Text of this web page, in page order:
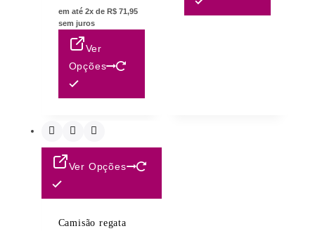
em até 2x de R$ 71,95
sem juros
Ver
Opções
Ver Opções
Camisão regata